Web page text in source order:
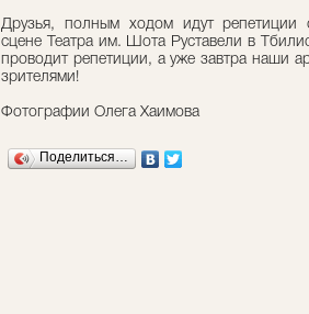
Друзья, полным ходом идут репетиции
сцене Театра им. Шота Руставели в
проводит репетиции, а уже завтра наши
зрителями!
Фотографии Олега Хаимова
Поделиться…